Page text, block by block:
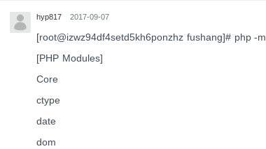
hyp817 2017-09-07
[root@izwz94df4setd5kh6ponzhz fushang]# php -m
[PHP Modules]
Core
ctype
date
dom